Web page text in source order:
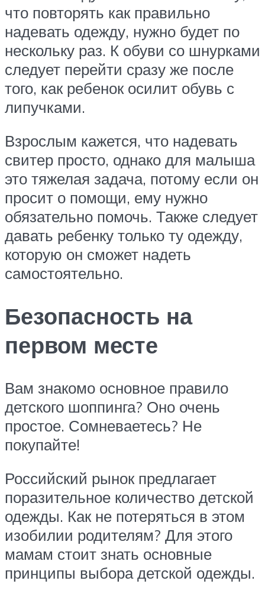
что повторять как правильно
надевать одежду, нужно будет по
нескольку раз. К обуви со шнурками
следует перейти сразу же после
того, как ребенок осилит обувь с
липучками.
Взрослым кажется, что надевать
свитер просто, однако для малыша
это тяжелая задача, потому если он
просит о помощи, ему нужно
обязательно помочь. Также следует
давать ребенку только ту одежду,
которую он сможет надеть
самостоятельно.
Безопасность на
первом месте
Вам знакомо основное правило
детского шоппинга? Оно очень
простое. Сомневаетесь? Не
покупайте!
Российский рынок предлагает
поразительное количество детской
одежды. Как не потеряться в этом
изобилии родителям? Для этого
мамам стоит знать основные
принципы выбора детской одежды.